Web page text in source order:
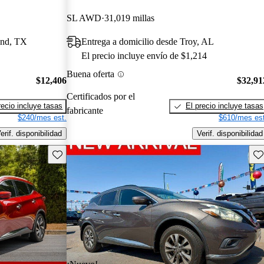
TX
$12,406
incluye tasas
$240/mes est.
disponibilidad
SL AWD 31,019 millas
Entrega a domicilio desde Troy, AL
El precio incluye envío de $1,214
Buena oferta
Certificados por el
fabricante
El precio incluye tasas
$610/mes
Verif. disponibilidad
Guarda este Aviso